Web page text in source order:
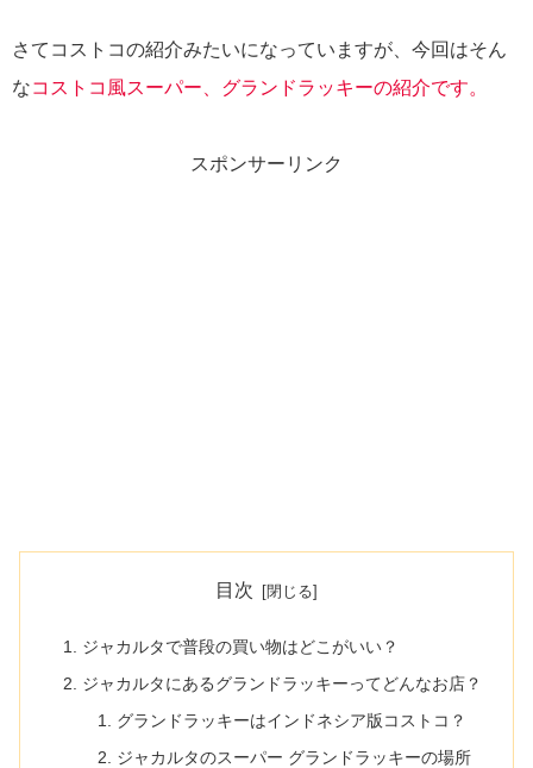
さてコストコの紹介みたいになっていますが、今回はそん
なコストコ風スーパー、グランドラッキーの紹介です。
スポンサーリンク
目次
ジャカルタで普段の買い物はどこがいい？
ジャカルタにあるグランドラッキーってどんなお店？
グランドラッキーはインドネシア版コストコ？
ジャカルタのスーパー グランドラッキーの場所